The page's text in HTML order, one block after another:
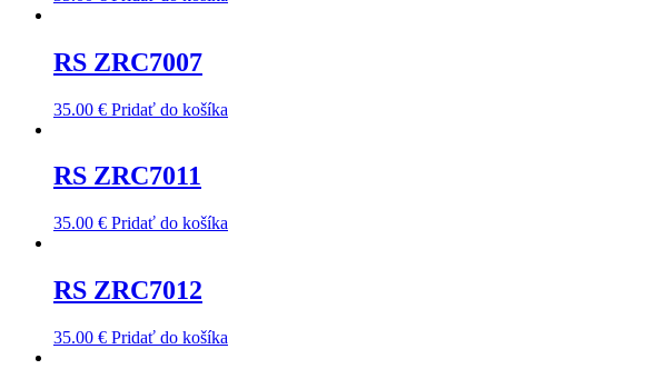
RS ZRC7007
35.00 € Pridať do košíka
RS ZRC7011
35.00 € Pridať do košíka
RS ZRC7012
35.00 € Pridať do košíka